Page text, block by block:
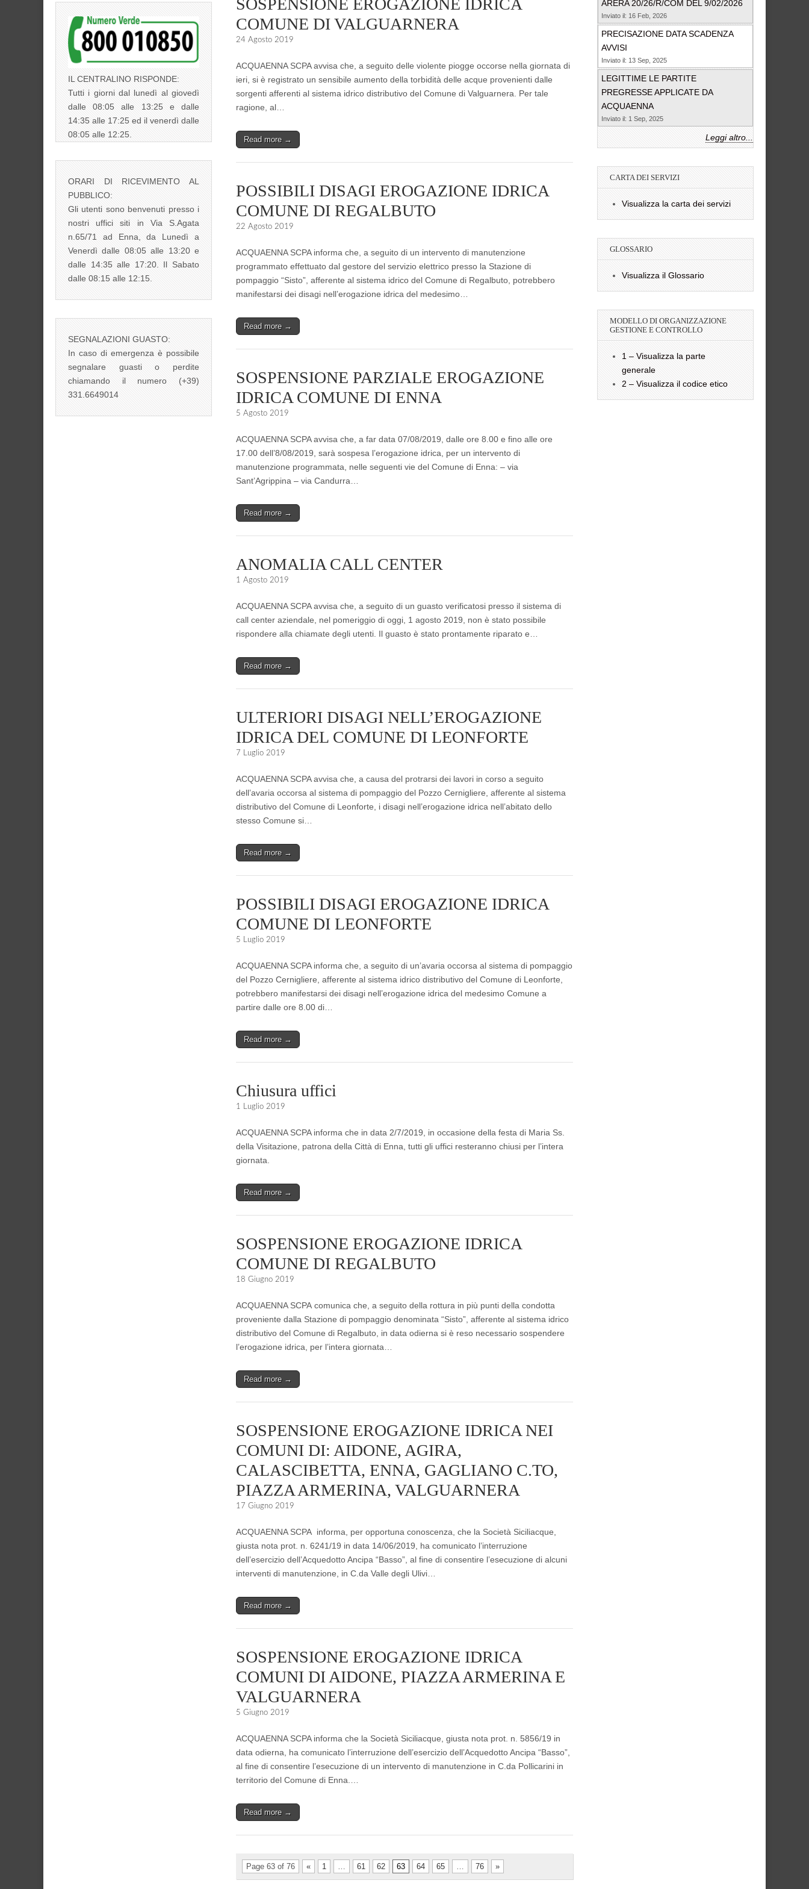
SOSPENSIONE EROGAZIONE IDRICA
COMUNE DI VALGUARNERA
24 Agosto 2019
ACQUAENNA SCPA avvisa che, a seguito delle violente piogge occorse nella giornata di
ieri, si è registrato un sensibile aumento della torbidità delle acque provenienti dalle
sorgenti afferenti al sistema idrico distributivo del Comune di Valguarnera. Per tale
ragione, al…
Read more →
POSSIBILI DISAGI EROGAZIONE IDRICA
COMUNE DI REGALBUTO
22 Agosto 2019
ACQUAENNA SCPA informa che, a seguito di un intervento di manutenzione
programmato effettuato dal gestore del servizio elettrico presso la Stazione di
pompaggio “Sisto”, afferente al sistema idrico del Comune di Regalbuto, potrebbero
manifestarsi dei disagi nell’erogazione idrica del medesimo…
Read more →
SOSPENSIONE PARZIALE EROGAZIONE
IDRICA COMUNE DI ENNA
5 Agosto 2019
ACQUAENNA SCPA avvisa che, a far data 07/08/2019, dalle ore 8.00 e fino alle ore
17.00 dell’8/08/2019, sarà sospesa l’erogazione idrica, per un intervento di
manutenzione programmata, nelle seguenti vie del Comune di Enna: – via
Sant’Agrippina – via Candurra…
Read more →
ANOMALIA CALL CENTER
1 Agosto 2019
ACQUAENNA SCPA avvisa che, a seguito di un guasto verificatosi presso il sistema di
call center aziendale, nel pomeriggio di oggi, 1 agosto 2019, non è stato possibile
rispondere alla chiamate degli utenti. Il guasto è stato prontamente riparato e…
Read more →
ULTERIORI DISAGI NELL’EROGAZIONE
IDRICA DEL COMUNE DI LEONFORTE
7 Luglio 2019
ACQUAENNA SCPA avvisa che, a causa del protrarsi dei lavori in corso a seguito
dell’avaria occorsa al sistema di pompaggio del Pozzo Cernigliere, afferente al sistema
distributivo del Comune di Leonforte, i disagi nell’erogazione idrica nell’abitato dello
stesso Comune si…
Read more →
POSSIBILI DISAGI EROGAZIONE IDRICA
COMUNE DI LEONFORTE
5 Luglio 2019
ACQUAENNA SCPA informa che, a seguito di un’avaria occorsa al sistema di pompaggio
del Pozzo Cernigliere, afferente al sistema idrico distributivo del Comune di Leonforte,
potrebbero manifestarsi dei disagi nell’erogazione idrica del medesimo Comune a
partire dalle ore 8.00 di…
Read more →
Chiusura uffici
1 Luglio 2019
ACQUAENNA SCPA informa che in data 2/7/2019, in occasione della festa di Maria Ss.
della Visitazione, patrona della Città di Enna, tutti gli uffici resteranno chiusi per l’intera
giornata.
Read more →
SOSPENSIONE EROGAZIONE IDRICA
COMUNE DI REGALBUTO
18 Giugno 2019
ACQUAENNA SCPA comunica che, a seguito della rottura in più punti della condotta
proveniente dalla Stazione di pompaggio denominata “Sisto”, afferente al sistema idrico
distributivo del Comune di Regalbuto, in data odierna si è reso necessario sospendere
l’erogazione idrica, per l’intera giornata…
Read more →
SOSPENSIONE EROGAZIONE IDRICA NEI
COMUNI DI: AIDONE, AGIRA,
CALASCIBETTA, ENNA, GAGLIANO C.TO,
PIAZZA ARMERINA, VALGUARNERA
17 Giugno 2019
ACQUAENNA SCPA informa, per opportuna conoscenza, che la Società Siciliacque,
giusta nota prot. n. 6241/19 in data 14/06/2019, ha comunicato l’interruzione
dell’esercizio dell’Acquedotto Ancipa “Basso”, al fine di consentire l’esecuzione di alcuni
interventi di manutenzione, in C.da Valle degli Ulivi…
Read more →
SOSPENSIONE EROGAZIONE IDRICA
COMUNI DI AIDONE, PIAZZA ARMERINA E
VALGUARNERA
5 Giugno 2019
ACQUAENNA SCPA informa che la Società Siciliacque, giusta nota prot. n. 5856/19 in
data odierna, ha comunicato l’interruzione dell’esercizio dell’Acquedotto Ancipa “Basso”,
al fine di consentire l’esecuzione di un intervento di manutenzione in C.da Pollicarini in
territorio del Comune di Enna.…
Read more →
Page 63 of 76 « 1 … 61 62 63 64 65 … 76 »
IL CENTRALINO RISPONDE:
Tutti i giorni dal lunedì al giovedì
dalle 08:05 alle 13:25 e dalle
14:35 alle 17:25 ed il venerdì dalle
08:05 alle 12:25.
ORARI DI RICEVIMENTO AL
PUBBLICO:
Gli utenti sono benvenuti presso i
nostri uffici siti in Via S.Agata
n.65/71 ad Enna, da Lunedì a
Venerdì dalle 08:05 alle 13:20 e
dalle 14:35 alle 17:20. Il Sabato
dalle 08:15 alle 12:15.
SEGNALAZIONI GUASTO:
In caso di emergenza è possibile
segnalare guasti o perdite
chiamando il numero (+39)
331.6649014
ARERA 20/26/R/COM DEL 9/02/2026
Inviato il: 16 Feb, 2026
PRECISAZIONE DATA SCADENZA
AVVISI
Inviato il: 13 Sep, 2025
LEGITTIME LE PARTITE
PREGRESSE APPLICATE DA
ACQUAENNA
Inviato il: 1 Sep, 2025
Leggi altro...
CARTA DEI SERVIZI
Visualizza la carta dei servizi
GLOSSARIO
Visualizza il Glossario
MODELLO DI ORGANIZZAZIONE
GESTIONE E CONTROLLO
1 – Visualizza la parte
generale
2 – Visualizza il codice etico